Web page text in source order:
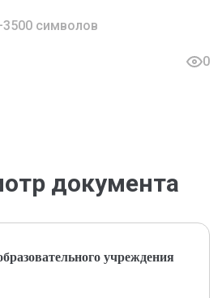
символов
0
документа
учреждения